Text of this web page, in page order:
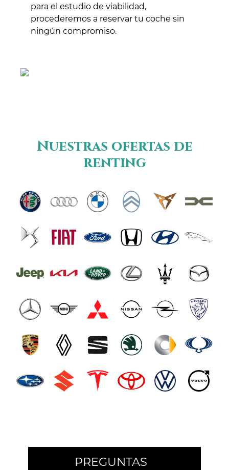
para el estudio de viabilidad,
procederemos a reservar tu coche sin
ningún compromiso.
Nuestras ofertas de
renting
PREGUNTAS